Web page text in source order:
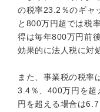
の税率23.2％のギャ
と800万円超では税
得は毎年800万円前
効果的に法人税に対
また、事業税の税率
3.4％、400万円を超
円を超える場合は